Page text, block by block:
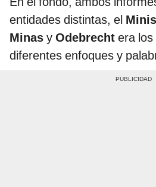
entidades distintas, el
Minas y Odebrecht era
diferentes enfoques y